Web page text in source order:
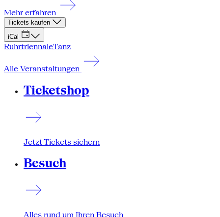
Mehr erfahren
Tickets kaufen
iCal
RuhrtriennaleTanz
Alle Veranstaltungen
Ticketshop
Jetzt Tickets sichern
Besuch
Alles rund um Ihren Besuch